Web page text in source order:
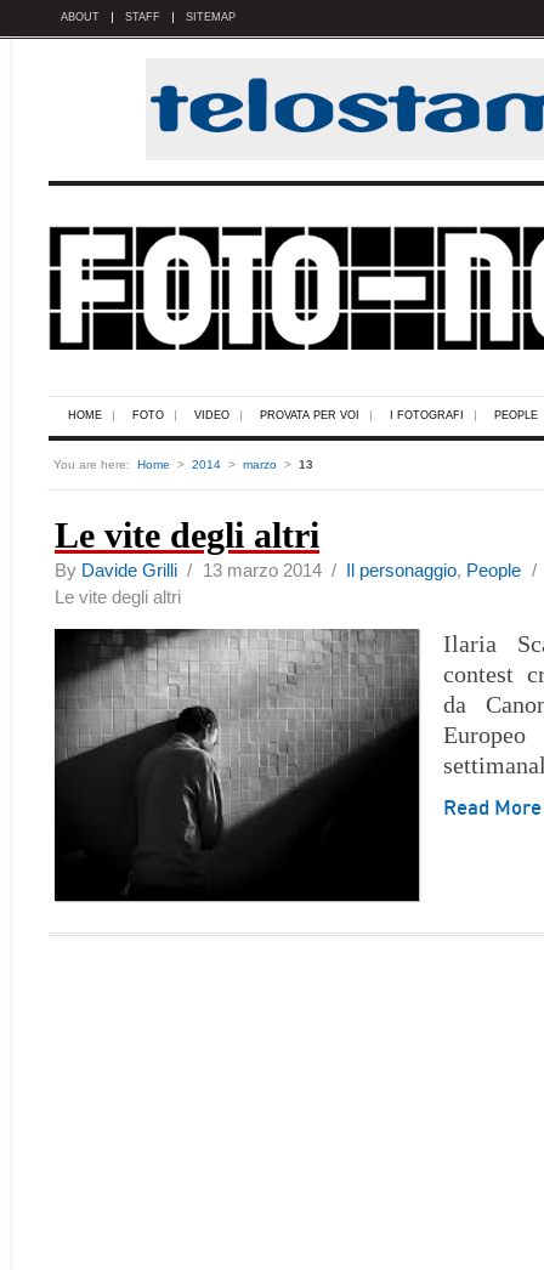
ABOUT STAFF SITEMAP
HOME FOTO VIDEO PROVATA PER VOI I FOTOGRAFI PEOPLE
You are here: Home > 2014 > marzo > 13
Le vite degli altri
By Davide Grilli / 13 marzo 2014 / Il personaggio, People
Le vite degli altri
Ilaria
contest
da
Read